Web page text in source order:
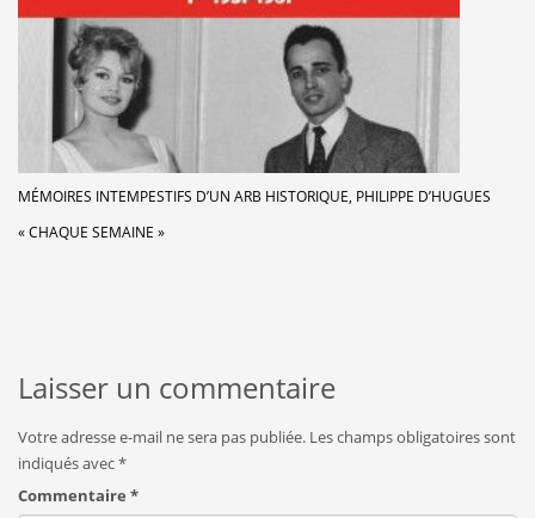
MÉMOIRES INTEMPESTIFS D’UN ARB HISTORIQUE, PHILIPPE D’HUGUES
« CHAQUE SEMAINE »
Laisser un commentaire
Votre adresse e-mail ne sera pas publiée. Les champs obligatoires sont
indiqués avec*
Commentaire *